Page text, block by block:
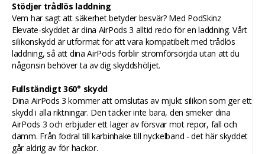
Stödjer trådlös laddning
Vem har sagt att säkerhet betyder besvär? Med PodSkinz
Elevate-skyddet är dina AirPods 3 alltid redo för en laddning. Vårt
silikonskydd är utformat för att vara kompatibelt med trådlös
laddning, så att dina AirPods förblir strömförsörjda utan att du
någonsin behöver ta av dig skyddshöljet.
Fullständigt 360° skydd
Dina AirPods 3 kommer att omslutas av mjukt silikon som ger ett
skydd i alla riktningar. Den täcker inte bara, den smeker dina
AirPods 3 och erbjuder ett lager av försvar mot repor, fall och
damm. Från fodral till karbinhake till nyckelband - det här skyddet
går aldrig av för hackor.